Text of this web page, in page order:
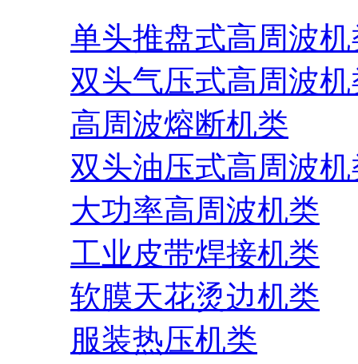
单头推盘式高周波机
双头气压式高周波机
高周波熔断机类
双头油压式高周波机
大功率高周波机类
工业皮带焊接机类
软膜天花烫边机类
服装热压机类